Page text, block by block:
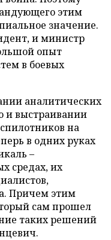
этим
значение.
и министр
опыт
в боевых
аналитических
и выстраивании
на
в одних руках
–
средах, их
Причем этим
сам прошел
таких решений